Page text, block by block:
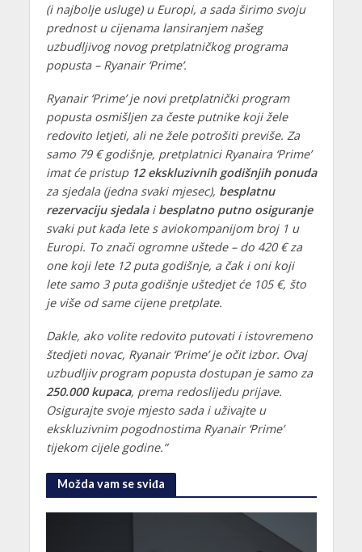
(i najbolje usluge) u Europi, a sada širimo svoju
prednost u cijenama lansiranjem našeg
uzbudljivog novog pretplatničkog programa
popusta – Ryanair ‘Prime’.
Ryanair ‘Prime’ je novi pretplatnički program
popusta osmišljen za česte putnike koji žele
redovito letjeti, ali ne žele potrošiti previše. Za
samo 79 € godišnje, pretplatnici Ryanaira ‘Prime’
imat će pristup 12 ekskluzivnih godišnjih ponuda
za sjedala (jedna svaki mjesec), besplatnu
rezervaciju sjedalai besplatno putno osiguranje
svaki put kada lete s aviokompanijom broj 1 u
Europi. To znači ogromne uštede – do 420 € za
one koji lete 12 puta godišnje, a čak i oni koji
lete samo 3 puta godišnje uštedjet će 105 €, što
je više od same cijene pretplate.
Dakle, ako volite redovito putovati i istovremeno
štedjeti novac, Ryanair ‘Prime’ je očit izbor. Ovaj
uzbudljiv program popusta dostupan je samo za
250.000 kupaca, prema redoslijedu prijave.
Osigurajte svoje mjesto sada i uživajte u
ekskluzivnim pogodnostima Ryanair ‘Prime’
tijekom cijele godine.”
Možda vam se sviđa